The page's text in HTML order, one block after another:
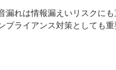
漏れは情報漏えいリスクにも
プライアンス対策としても